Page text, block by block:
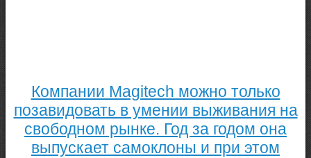
Компании Magitech можно только
позавидовать в умении выживания на
свободном рынке. Год за годом она
выпускает самоклоны и при этом